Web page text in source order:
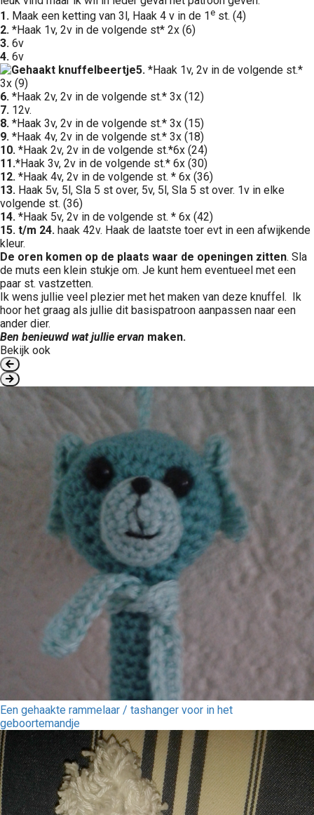
1. Maak een ketting van 3l, Haak 4 v in de 1 e st. (4)
2. *Haak 1v, 2v in de volgende st* 2x (6)
3. 6v
4. 6v
5. *Haak 1v, 2v in de volgende st.*
3x (9)
6. *Haak 2v, 2v in de volgende st.* 3x (12)
7. 12v.
8. *Haak 3v, 2v in de volgende st.* 3x (15)
9. *Haak 4v, 2v in de volgende st.* 3x (18)
10. *Haak 2v, 2v in de volgende st.*6x (24)
11.*Haak 3v, 2v in de volgende st.* 6x (30)
12. *Haak 4v, 2v in de volgende st. * 6x (36)
13. Haak 5v, 5l, Sla 5 st over, 5v, 5l, Sla 5 st over. 1v in elke
volgende st. (36)
14. *Haak 5v, 2v in de volgende st. * 6x (42)
15. t/m 24. haak 42v. Haak de laatste toer evt in een afwijkende
kleur.
De oren komen op de plaats waar de openingen zitten. Sla
de muts een klein stukje om. Je kunt hem eventueel met een
paar st. vastzetten.
Ik wens jullie veel plezier met het maken van deze knuffel. Ik
hoor het graag als jullie dit basispatroon aanpassen naar een
ander dier.
Ben benieuwd wat jullie ervan maken.
Bekijk ook
Een gehaakte rammelaar / tashanger voor in het
geboortemandje